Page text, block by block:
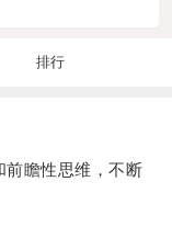
排行
瞻性思维，不断